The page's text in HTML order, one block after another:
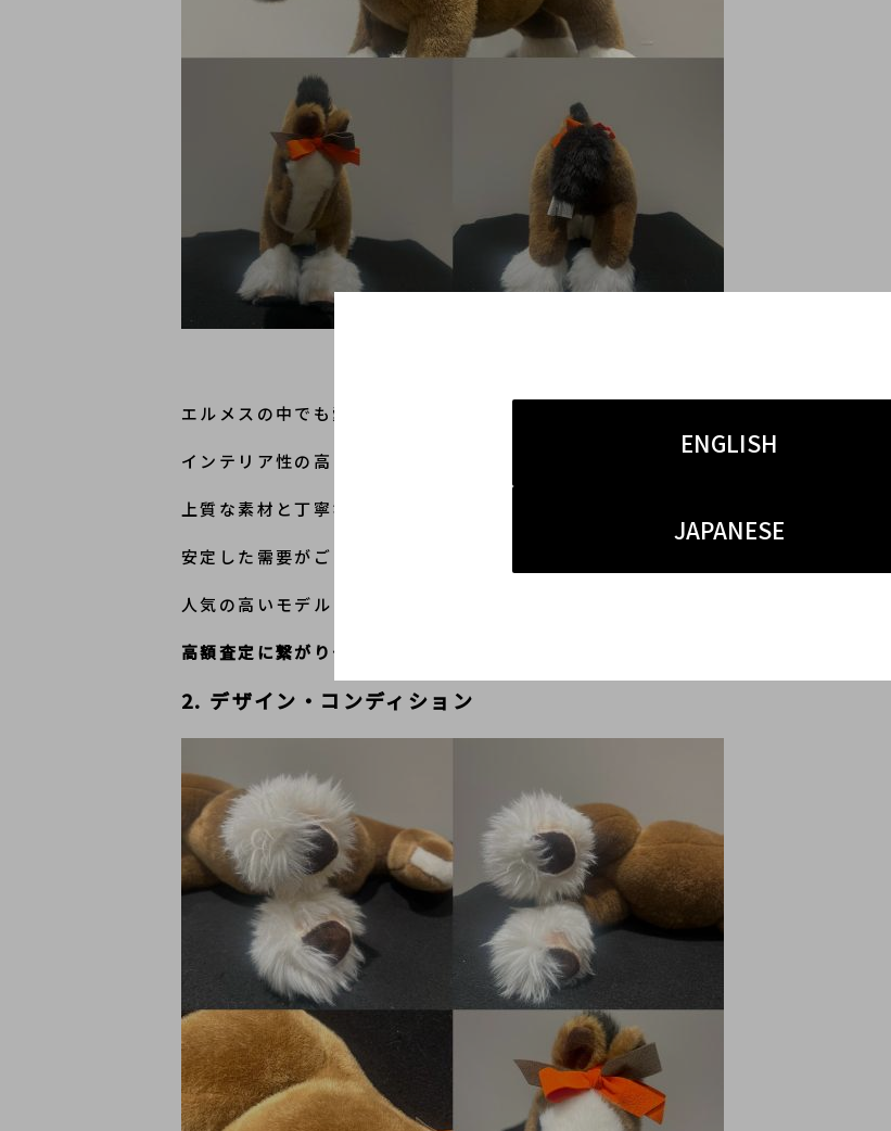
ENGLISH
JAPANESE
エルメスの中でも愛らしさと上質さを兼ね備えた「エルミーGM」は、
インテリア性の高さから非常に人気の高いアイテムです。
上質な素材と丁寧な縫製により、大人のコレクターからも支持されており、
安定した需要がございます。
人気の高いモデル＝市場価値が高く、販路も広いため
高額査定に繋がりやすい重要なポイントです！
2. デザイン・コンディション